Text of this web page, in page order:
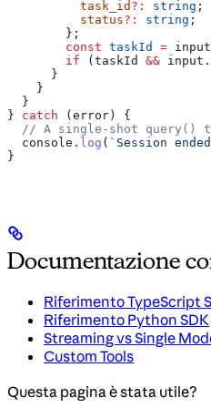
          task_id
?: string ;
          status
?: string ;
        };
        const
taskId = input
        if
(taskId && input .
      }
    }
  }
} catch (error) {
// A single-shot query()
  console
. log ( `Session
}
Documentazione
Riferimento TypeScript
Riferimento Python SDK
Streaming vs Single
Custom Tools
Questa pagina è stata utile?